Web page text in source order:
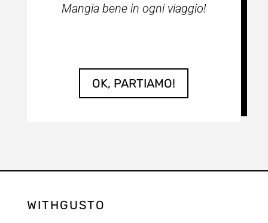
Mangia bene in ogni viaggio!
OK, PARTIAMO!
WITHGUSTO